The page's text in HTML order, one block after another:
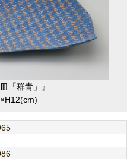
「群青」』